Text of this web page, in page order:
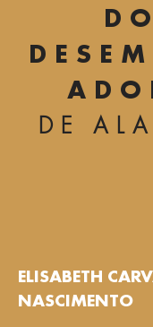
DE
ELISABETH
NASCIMENTO